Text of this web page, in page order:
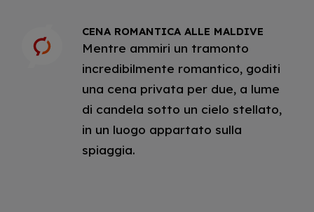
CENA ROMANTICA ALLE MALDIVE
Mentre ammiri un tramonto
incredibilmente romantico, goditi
una cena privata per due, a lume
di candela sotto un cielo stellato,
in un luogo appartato sulla
spiaggia.